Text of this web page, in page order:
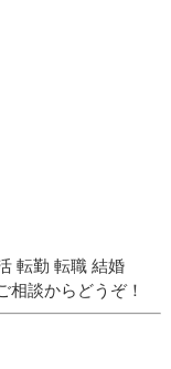
転勤 転職 結婚
談からどうぞ！